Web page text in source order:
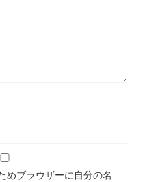
めブラウザーに自分の名